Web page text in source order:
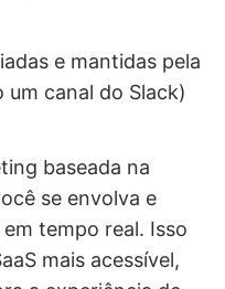
e mantidas pela
um canal do Slack)
baseada na
se envolva e
tempo real. Isso
mais acessível,